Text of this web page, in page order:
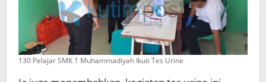
130 Pelajar SMK 1 Muhammadiyah Ikuti Tes Urine